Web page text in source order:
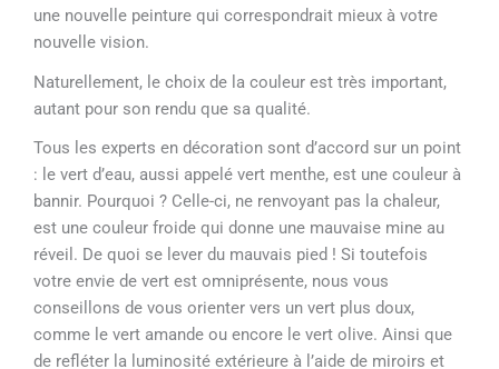
une nouvelle peinture qui correspondrait mieux à votre
nouvelle vision.
Naturellement, le choix de la couleur est très important,
autant pour son rendu que sa qualité.
Tous les experts en décoration sont d’accord sur un point
: le vert d’eau, aussi appelé vert menthe, est une couleur à
bannir. Pourquoi ? Celle-ci, ne renvoyant pas la chaleur,
est une couleur froide qui donne une mauvaise mine au
réveil. De quoi se lever du mauvais pied ! Si toutefois
votre envie de vert est omniprésente, nous vous
conseillons de vous orienter vers un vert plus doux,
comme le vert amande ou encore le vert olive. Ainsi que
de refléter la luminosité extérieure à l’aide de miroirs et